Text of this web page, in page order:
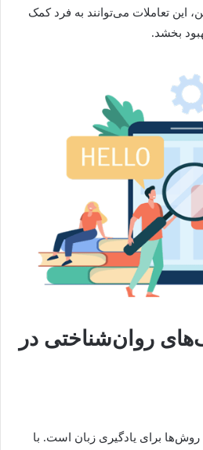
این تعاملات می‌توانند به فرد کمک
بخشد.
روان‌شناختی در
روش‌ها برای یادگیری زبان است. با